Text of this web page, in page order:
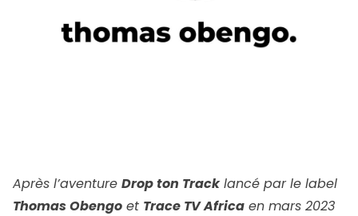
Après l’aventure Drop ton Tracklancé par le label
Thomas Obengo et Trace TV Africa en mars 2023